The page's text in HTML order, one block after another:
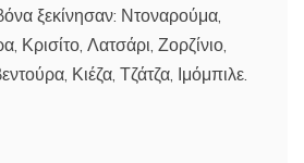
ξεκίνησαν: Ντοναρούμα,
Κρισίτο, Λατσάρι, Ζορζίνιο,
Κιέζα, Τζάτζα, Ιμόμπιλε.